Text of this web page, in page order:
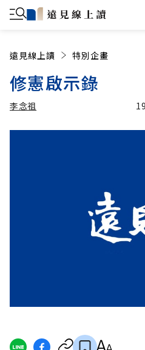
遠見線上讀 特別企畫
修憲啟示錄
李念祖